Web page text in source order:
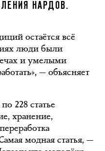
НАРДОВ.
остаётся всё
люди были
и умелыми
— объясняет
228 статье
хранение,
модная статья, —